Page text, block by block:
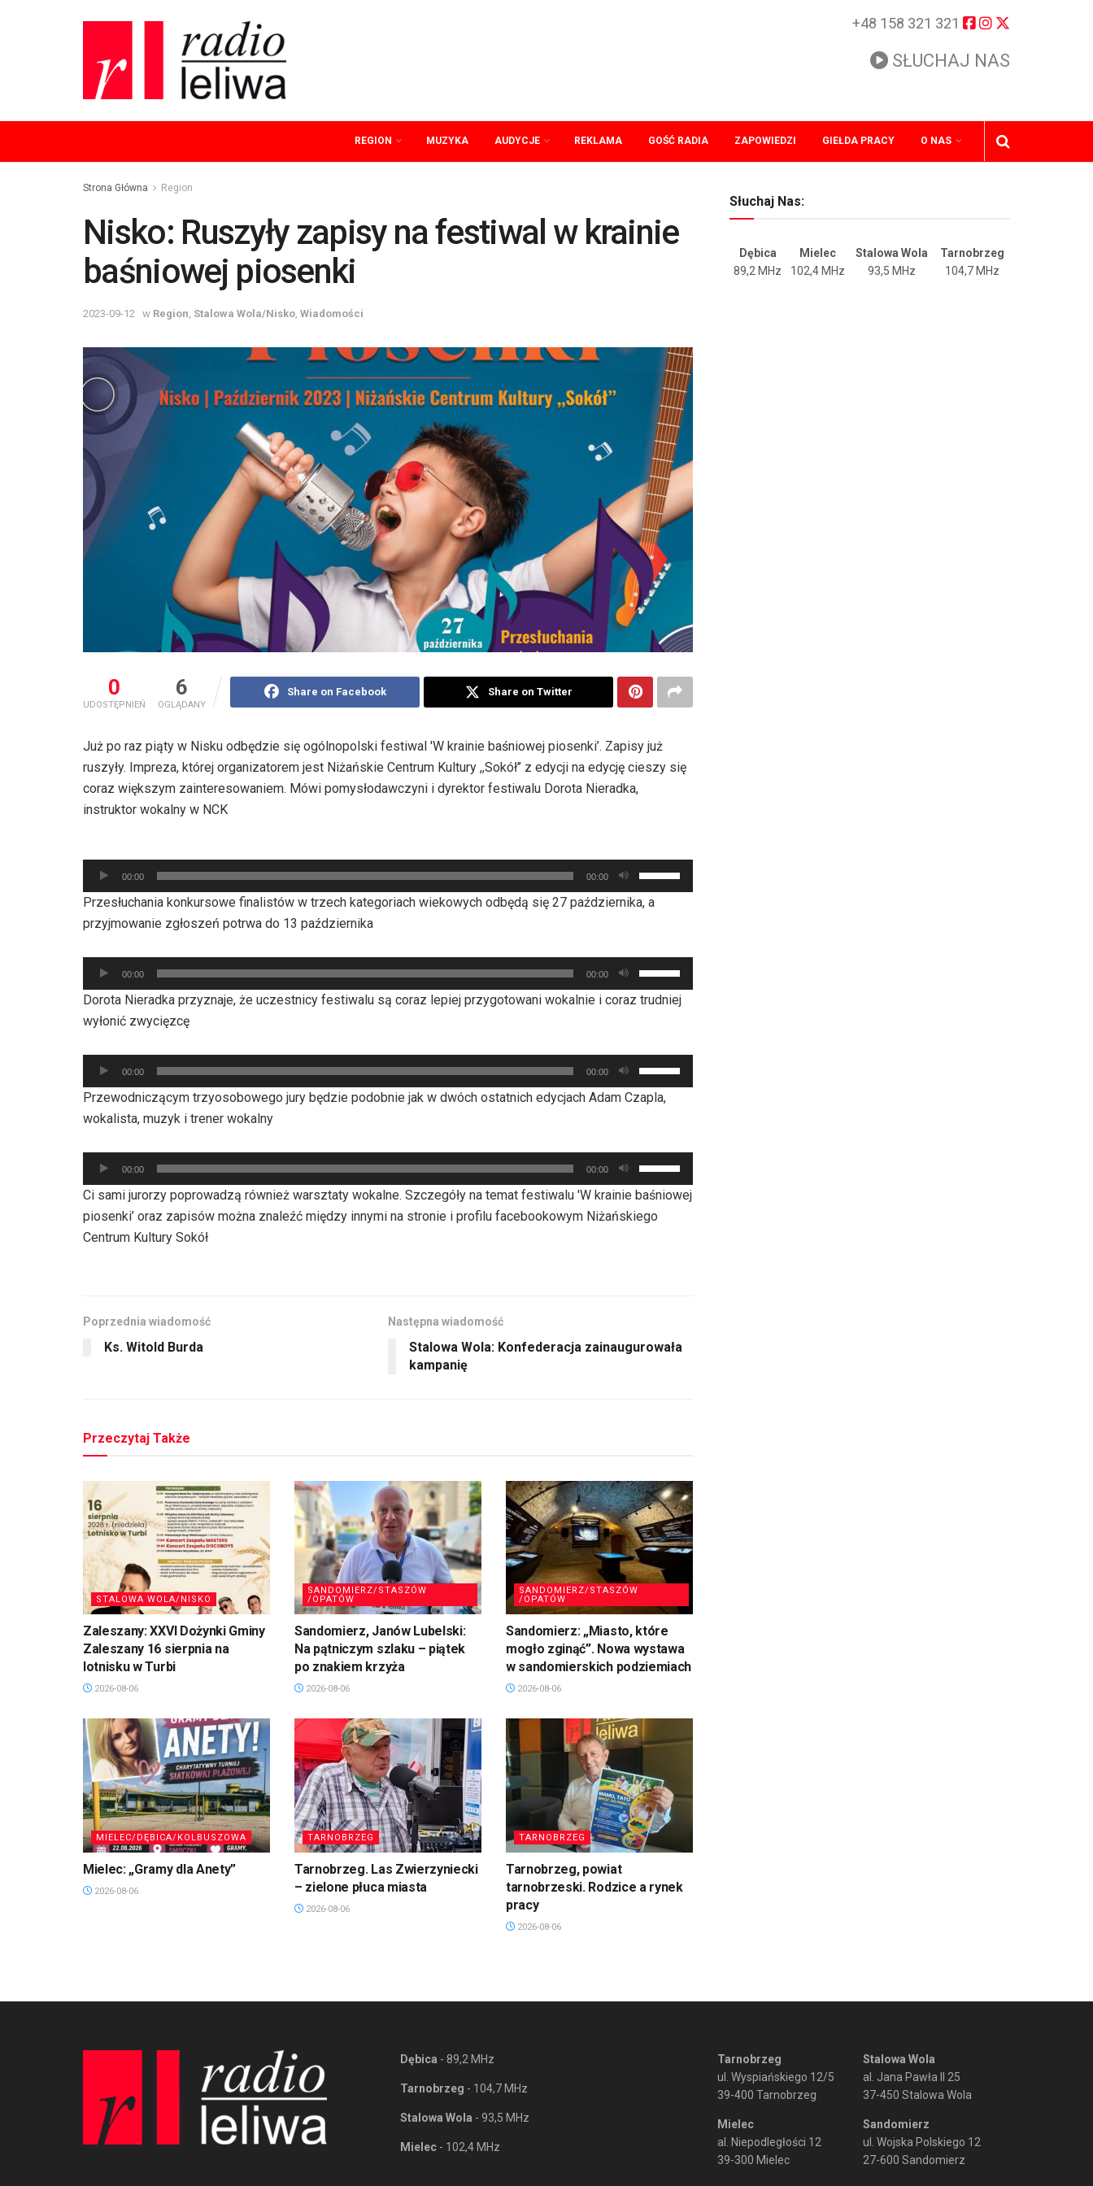
+48 158 321 321
SŁUCHAJ NAS
REGION MUZYKA AUDYCJE REKLAMA GOŚĆ RADIA ZAPOWIEDZI GIEŁDA PRACY O NAS
Strona Główna Region
Nisko: Ruszyły zapisy na festiwal w krainie
baśniowej piosenki
2023-09-12 w Region Stalowa Wola/Nisko Wiadomości
0
UDOSTĘPNIEŃ
6
OGLĄDANY
Share on Facebook Share on Twitter
Już po raz piąty w Nisku odbędzie się ogólnopolski festiwal 'W krainie baśniowej piosenki’. Zapisy już
ruszyły. Impreza, której organizatorem jest Niżańskie Centrum Kultury ,,Sokół’’ z edycji na edycję cieszy się
coraz większym zainteresowaniem. Mówi pomysłodawczyni i dyrektor festiwalu Dorota Nieradka,
instruktor wokalny w NCK
Odtwarzacz
plików
dźwiękowych
00:00 00:00
strzałek
do
do
dołu
lub
głośność.
Przesłuchania konkursowe finalistów w trzech kategoriach wiekowych odbędą się 27 października, a
przyjmowanie zgłoszeń potrwa do 13 października
Odtwarzacz
plików
dźwiękowych
00:00 00:00
strzałek
do
do
dołu
lub
głośność.
Dorota Nieradka przyznaje, że uczestnicy festiwalu są coraz lepiej przygotowani wokalnie i coraz trudniej
wyłonić zwycięzcę
Odtwarzacz
plików
dźwiękowych
00:00 00:00
strzałek
do
do
dołu
aby
Przewodniczącym trzyosobowego jury będzie podobnie jak w dwóch ostatnich edycjach Adam Czapla,
wokalista, muzyk i trener wokalny
Odtwarzacz
plików
dźwiękowych
00:00 00:00
strzałek
do
góry
lub
Ci sami jurorzy poprowadzą również warsztaty wokalne. Szczegóły na temat festiwalu 'W krainie baśniowej
piosenki’ oraz zapisów można znaleźć między innymi na stronie i profilu facebookowym Niżańskiego
Centrum Kultury Sokół
Poprzednia wiadomość
Ks. Witold Burda
Następna wiadomość
Stalowa Wola: Konfederacja zainaugurowała
kampanię
Przeczytaj Także
STALOWA WOLA/NISKO
Zaleszany: XXVI Dożynki Gminy
Zaleszany 16 sierpnia na
lotnisku w Turbi
2026-08-06
SANDOMIERZ/STASZÓW
/OPATÓW
Sandomierz, Janów Lubelski:
Na pątniczym szlaku – piątek
po znakiem krzyża
2026-08-06
SANDOMIERZ/STASZÓW
/OPATÓW
Sandomierz: „Miasto, które
mogło zginąć”. Nowa wystawa
w sandomierskich podziemiach
2026-08-06
MIELEC/DĘBICA/KOLBUSZOWA
Mielec: „Gramy dla Anety”
2026-08-06
TARNOBRZEG
Tarnobrzeg. Las Zwierzyniecki
– zielone płuca miasta
2026-08-06
TARNOBRZEG
Tarnobrzeg, powiat
tarnobrzeski. Rodzice a rynek
pracy
2026-08-06
Słuchaj Nas:
Dębica Mielec Stalowa Wola
Tarnobrzeg
89,2 MHz
102,4 MHz 93,5 MHz 104,7 MHz
Dębica - 89,2 MHz
Tarnobrzeg - 104,7 MHz
Stalowa Wola - 93,5 MHz
Mielec - 102,4 MHz
Tarnobrzeg
ul. Wyspiańskiego 12/5
39-400 Tarnobrzeg
Mielec
al. Niepodległości 12
39-300 Mielec
Stalowa Wola
al. Jana Pawła II 25
37-450 Stalowa Wola
Sandomierz
ul. Wojska Polskiego 12
27-600 Sandomierz